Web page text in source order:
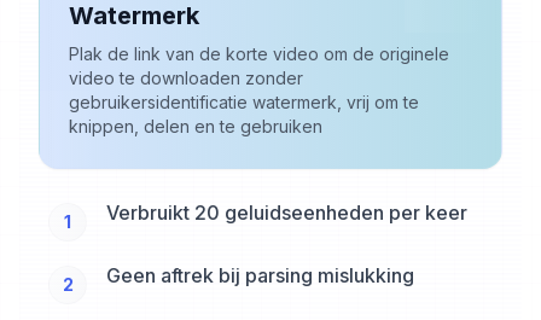
Watermerk
Plak de link van de korte video om de originele
video te downloaden zonder
gebruikersidentificatie watermerk, vrij om te
knippen, delen en te gebruiken
1 Verbruikt 20 geluidseenheden per keer
2 Geen aftrek bij parsing mislukking